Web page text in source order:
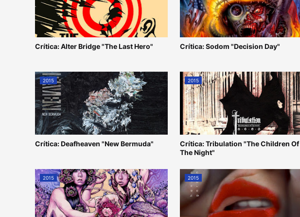
Crítica: Alter Bridge "The Last Hero" Crítica: Sodom "Decision Day"
2015
Crítica: Deafheaven "New Bermuda"
2015
Crítica: Tribulation "The Children Of
The Night"
2015 2015